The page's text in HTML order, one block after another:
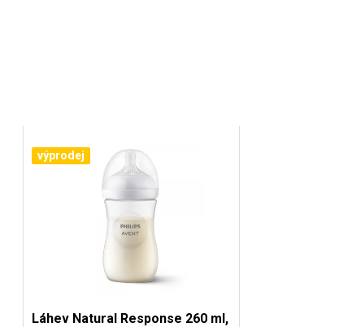
výprodej
Láhev Natural Response 260 ml,